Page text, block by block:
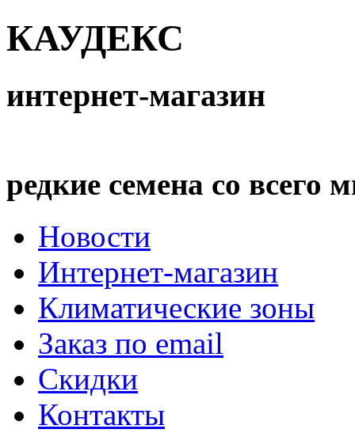
КАУДЕКС
интернет-магазин
редкие семена со всего
Новости
Интернет-магазин
Климатические зоны
Заказ по email
Скидки
Контакты